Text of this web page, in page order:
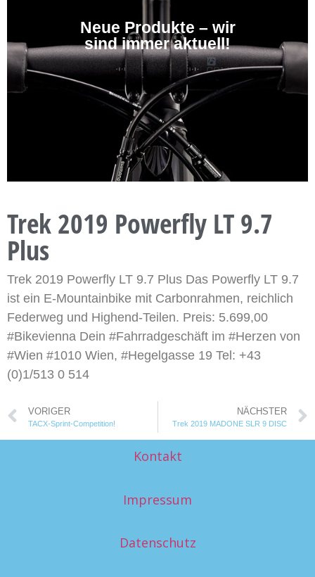
Neue Produkte – wir
sind immer aktuell!
Trek 2019 Powerfly LT 9.7
Plus
Trek 2019 Powerfly LT 9.7 Plus Das Powerfly LT 9.7
ist ein E-Mountainbike mit Carbonrahmen, reichlich
Federweg und Highend-Teilen. Preis: 5.699,00
#Bikevienna Dein #Fahrradgeschäft im #Herzen von
#Wien #1010 Wien, #Hegelgasse 19 Tel: +43
(0)1/513 0 514
VORIGER
TACX-Sprint-Competition!
NÄCHSTER
Trek 2019 MADONE SLR 9 DISC
Kontakt
Impressum
Datenschutz